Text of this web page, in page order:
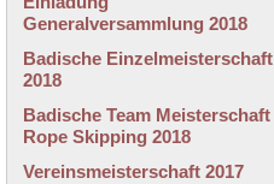
Generalversammlung 2018
Badische Einzelmeisterschaft
2018
Badische Team Meisterschaft
Rope Skipping 2018
Vereinsmeisterschaft 2017